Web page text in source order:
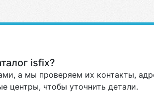
isfix?
а мы проверяем их контакты,
центры, чтобы уточнить детали.